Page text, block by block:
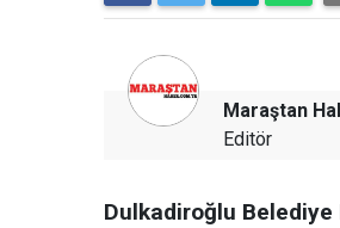
Maraştan
Editör
Dulkadiroğlu Belediye